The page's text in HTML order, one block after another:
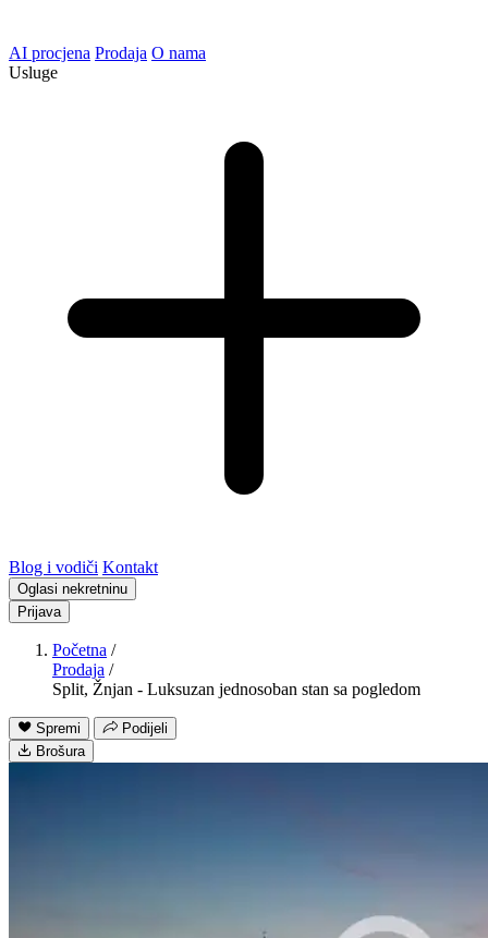
AI procjena Prodaja O nama
Usluge
Blog i vodiči Kontakt
Oglasi nekretninu
Prijava
Početna /
Prodaja /
Split, Žnjan - Luksuzan jednosoban stan sa pogledom
Spremi
Podijeli
Brošura